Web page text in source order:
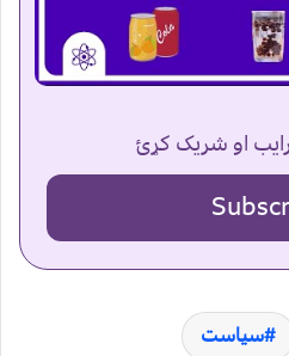
او شریک کړئ
سیاست